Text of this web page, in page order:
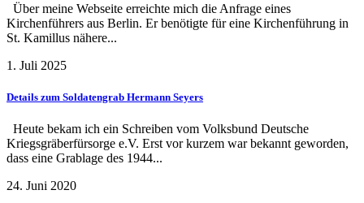
Über meine Webseite erreichte mich die Anfrage eines
Kirchenführers aus Berlin. Er benötigte für eine Kirchenführung in
St. Kamillus nähere...
1. Juli 2025
Details zum Soldatengrab Hermann Seyers
Heute bekam ich ein Schreiben vom Volksbund Deutsche
Kriegsgräberfürsorge e.V. Erst vor kurzem war bekannt geworden,
dass eine Grablage des 1944...
24. Juni 2020